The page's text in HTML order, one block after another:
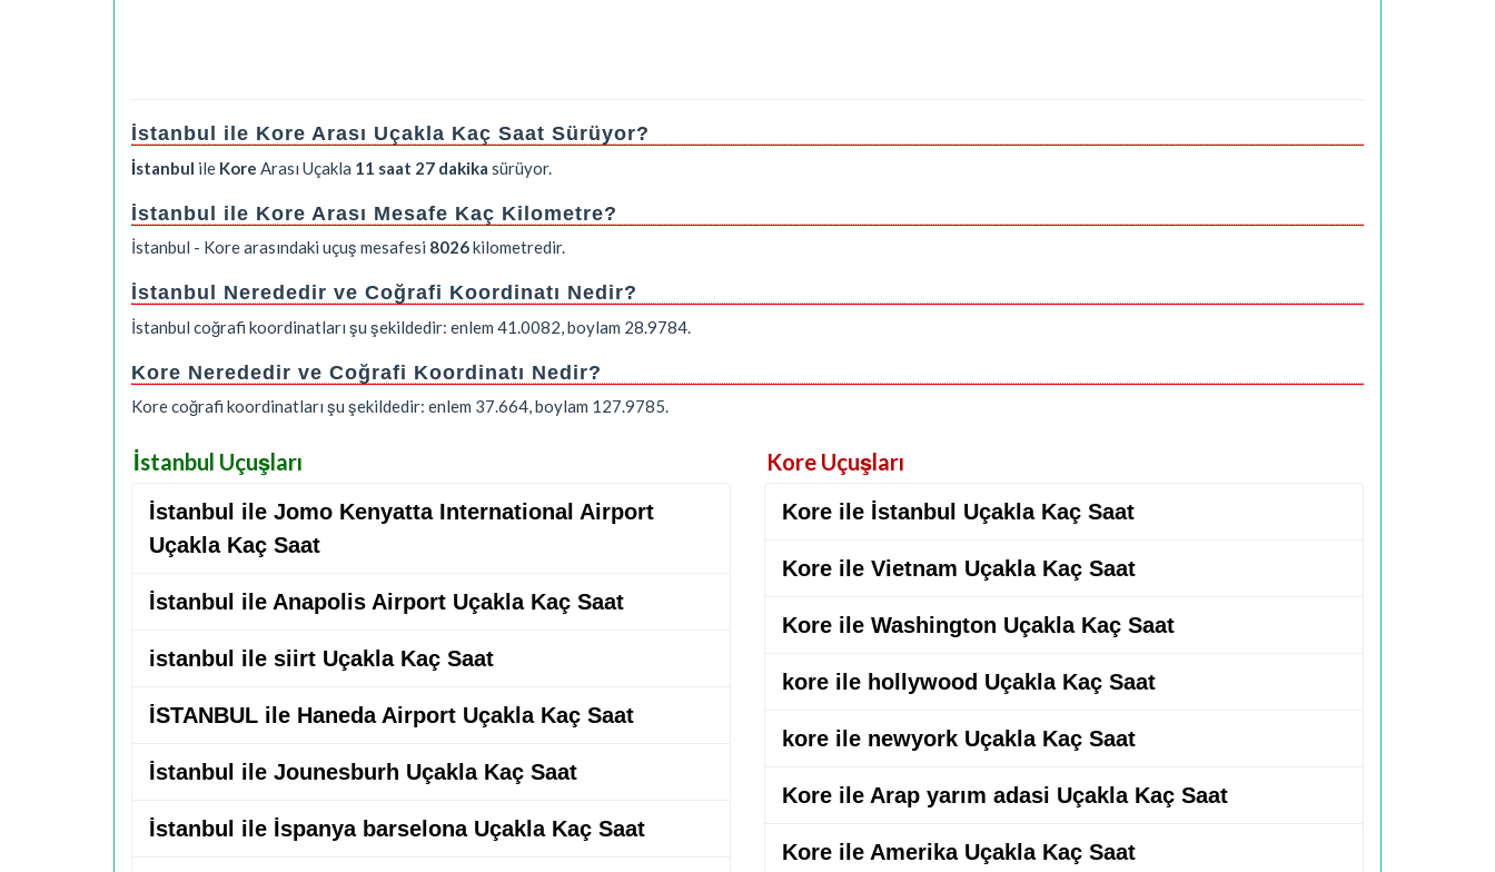
İstanbul ile Kore Arası Uçakla Kaç Saat Sürüyor?
İstanbul ile Kore Arası Uçakla 11 saat 27 dakika sürüyor.
İstanbul ile Kore Arası Mesafe Kaç Kilometre?
İstanbul - Kore arasındaki uçuş mesafesi 8026kilometredir.
İstanbul Nerededir ve Coğrafi Koordinatı Nedir?
İstanbul coğrafi koordinatları şu şekildedir: enlem 41.0082, boylam 28.9784.
Kore Nerededir ve Coğrafi Koordinatı Nedir?
Kore coğrafi koordinatları şu şekildedir: enlem 37.664, boylam 127.9785.
İstanbul Uçuşları
İstanbul ile Jomo Kenyatta International Airport
Uçakla Kaç Saat
İstanbul ile Anapolis Airport Uçakla Kaç Saat
istanbul ile siirt Uçakla Kaç Saat
İSTANBUL ile Haneda Airport Uçakla Kaç Saat
İstanbul ile Jounesburh Uçakla Kaç Saat
İstanbul ile İspanya barselona Uçakla Kaç Saat
Kore Uçuşları
Kore ile İstanbul Uçakla Kaç Saat
Kore ile Vietnam Uçakla Kaç Saat
Kore ile Washington Uçakla Kaç Saat
kore ile hollywood Uçakla Kaç Saat
kore ile newyork Uçakla Kaç Saat
Kore ile Arap yarım adasi Uçakla Kaç Saat
Kore ile Amerika Uçakla Kaç Saat